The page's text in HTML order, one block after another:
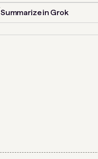
Summarize in Grok